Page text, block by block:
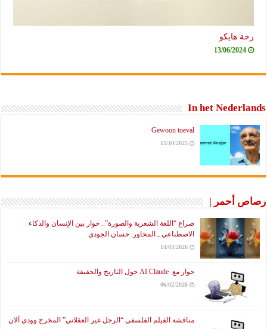
زخة هايكو
13/06/2024
In het Nederlands
Gewoon toeval
15/10/2025
رصاص أحمر |
صراع “اللغة الشعرية والصورة”.. حوار بين الإنسان والذكاء
الاصطناعي ـ المحاور: حسان الجودي
14/03/2026
حوار مع AI Claude حول التاريخ والحقيقة
06/02/2026
مناقشة الفيلم الفلسفي “الرجل غير العقلاني” المخرج وودي آلان